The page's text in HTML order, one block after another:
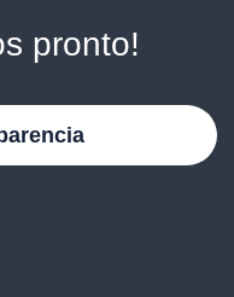
pronto!